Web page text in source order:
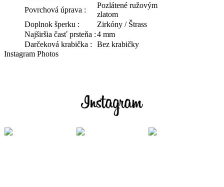
Povrchová úprava :
Pozlátené ružovým
zlatom
Doplnok šperku :
Zirkóny / Štrass
Najširšia časť prsteňa :4 mm
Darčeková krabička :
Bez krabičky
Instagram Photos